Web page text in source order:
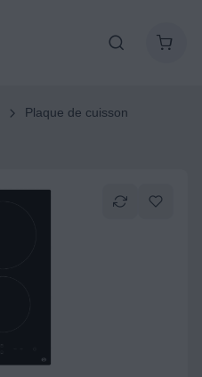
Plaque de cuisson